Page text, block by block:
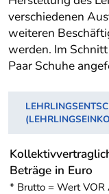
verschiedenen
weiteren
werden. Im
Paar Schuhe
Beträge in Euro
* Brutto = Wert VOR